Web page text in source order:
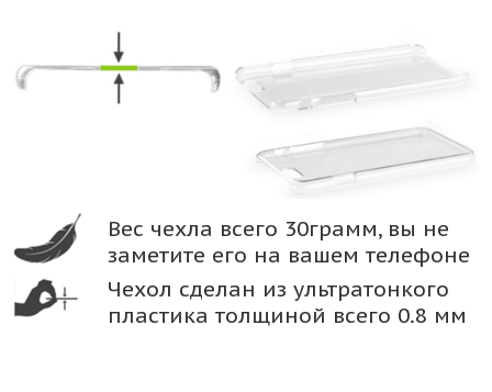
Вес чехла всего 30грамм, вы не
заметите его на вашем телефоне
Чехол сделан из ультратонкого
пластика толщиной всего 0.8 мм